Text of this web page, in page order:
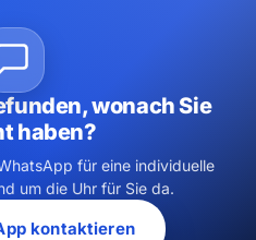
wonach Sie
haben?
für eine individuelle
um die Uhr für Sie da.
kontaktieren